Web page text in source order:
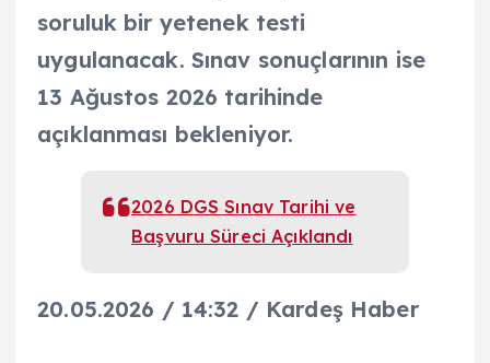
soruluk bir yetenek testi
uygulanacak. Sınav sonuçlarının ise
13 Ağustos 2026 tarihinde
açıklanması bekleniyor.
2026 DGS Sınav Tarihi ve
Başvuru Süreci Açıklandı
20.05.2026 / 14:32 / Kardeş Haber